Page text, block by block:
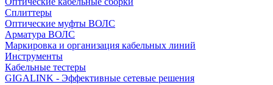
Сплиттеры
Оптические муфты ВОЛС
Арматура ВОЛС
Маркировка и организация кабельных линий
Инструменты
Кабельные тестеры
GIGALINK - Эффективные сетевые решения